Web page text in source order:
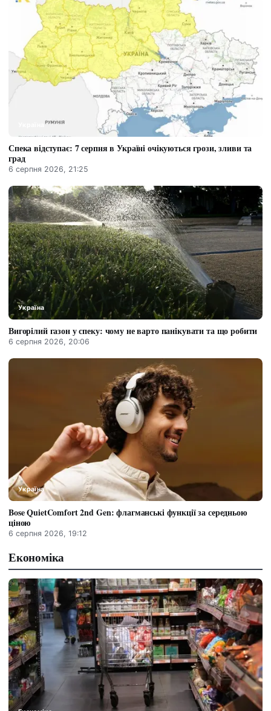
Спека відступає: 7 серпня в Україні очікуються грози, зливи та
град
6 серпня 2026, 21:25
Україна
Вигорілий газон у спеку: чому не варто панікувати та що робити
6 серпня 2026, 20:06
Україна
Bose QuietComfort 2nd Gen: флагманські функції за середньою
ціною
6 серпня 2026, 19:12
Економіка